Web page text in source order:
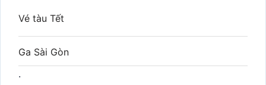
Vé tàu Tết
Ga Sài Gòn
.